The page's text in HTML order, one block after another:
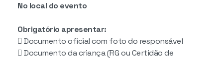
No local do evento
Obrigatório apresentar:
 Documento oficial com foto do responsável
 Documento da criança (RG ou Certidão de